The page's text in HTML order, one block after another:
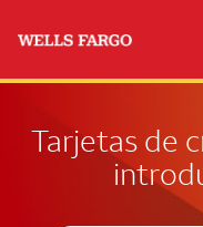
Tarjetas de